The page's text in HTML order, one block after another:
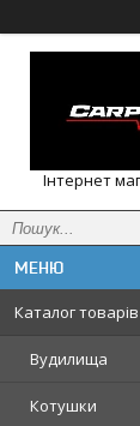
Інтернет
Каталог товарів
Вудилища
Котушки